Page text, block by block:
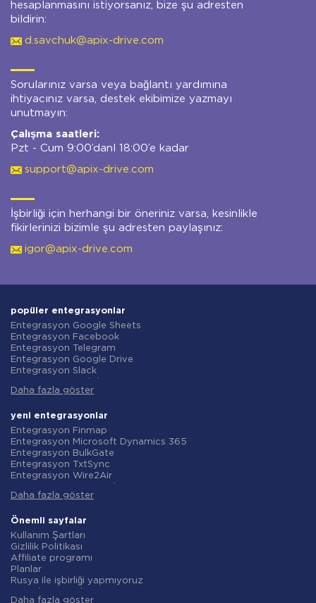
hesaplanmasını istiyorsanız, bize şu adresten
bildirin:
d.savchuk@apix-drive.com
Sorularınız varsa veya bağlantı yardımına
ihtiyacınız varsa, destek ekibimize yazmayı
unutmayın:
Çalışma saatleri:
Pzt - Cum 9:00’danl 18:00’e kadar
support@apix-drive.com
İşbirliği için herhangi bir öneriniz varsa, kesinlikle
fikirlerinizi bizimle şu adresten paylaşınız:
igor@apix-drive.com
popüler entegrasyonlar
Entegrasyon Google Sheets
Entegrasyon Facebook
Entegrasyon Telegram
Entegrasyon Google Drive
Entegrasyon Slack
Entegrasyon Gmail
Entegrasyon ClickUp
Entegrasyon Airtable
Entegrasyon Google Contacts
Entegrasyon OpenAI (ChatGPT)
Entegrasyon Instagram
Entegrasyon ActiveCampaign
Entegrasyon Typeform
Entegrasyon Salesforce CRM
Entegrasyon Notion
Entegrasyon AWeber
Entegrasyon Asana
Entegrasyon ZOHO CRM
Entegrasyon Webhooks
Entegrasyon GetResponse
Entegrasyon WooCommerce
Daha fazla göster
yeni entegrasyonlar
Entegrasyon Finmap
Entegrasyon Microsoft Dynamics 365
Entegrasyon BulkGate
Entegrasyon TxtSync
Entegrasyon Wire2Air
Entegrasyon Infobip
Entegrasyon AtomPark
Entegrasyon TXTImpact
Entegrasyon Campaign Monitor
Entegrasyon CM.com
Entegrasyon D7 Networks
Entegrasyon SMS.to
Entegrasyon SMSGlobal
Entegrasyon Textlocal
Daha fazla göster
Önemli sayfalar
Kullanım Şartları
Gizlilik Politikası
Affiliate programı
Planlar
Rusya ile işbirliği yapmıyoruz
Daha fazla göster